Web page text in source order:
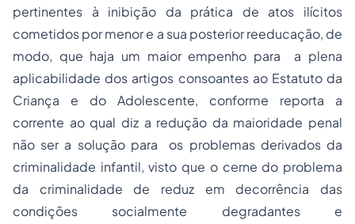
pertinentes à inibição da prática de atos ilícitos
cometidos por menor e a sua posterior reeducação, de
modo, que haja um maior empenho para a plena
aplicabilidade dos artigos consoantes ao Estatuto da
Criança e do Adolescente, conforme reporta a
corrente ao qual diz a redução da maioridade penal
não ser a solução para os problemas derivados da
criminalidade infantil, visto que o cerne do problema
da criminalidade de reduz em decorrência das
condições socialmente degradantes e